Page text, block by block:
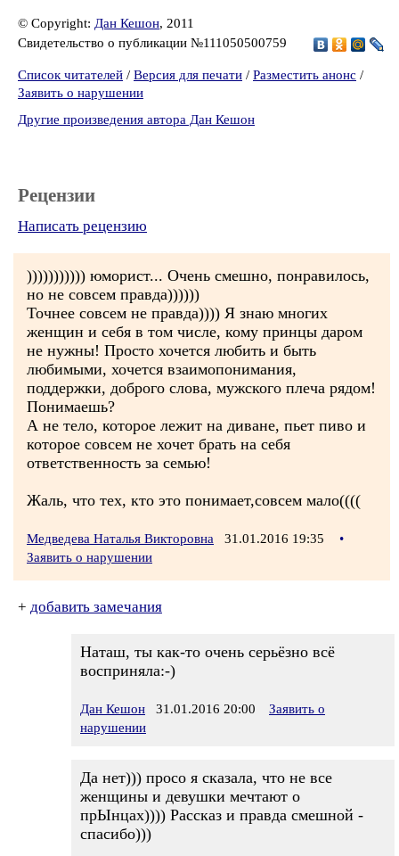
© Copyright: Дан Кешон, 2011
Свидетельство о публикации №111050500759
Список читателей / Версия для печати / Разместить анонс /
Заявить о нарушении
Другие произведения автора Дан Кешон
Рецензии
Написать рецензию
))))))))))) юморист... Очень смешно, понравилось,
но не совсем правда))))))
Точнее совсем не правда)))) Я знаю многих
женщин и себя в том числе, кому принцы даром
не нужны! Просто хочется любить и быть
любимыми, хочется взаимопонимания,
поддержки, доброго слова, мужского плеча рядом!
Понимаешь?
А не тело, которое лежит на диване, пьет пиво и
которое совсем не хочет брать на себя
ответственность за семью!
Жаль, что тех, кто это понимает,совсем мало((((
Медведева Наталья Викторовна 31.01.2016 19:35
•
Заявить о нарушении
+ добавить замечания
Наташ, ты как-то очень серьёзно всё
восприняла:-)
Дан Кешон 31.01.2016 20:00
Заявить о
нарушении
Да нет))) просо я сказала, что не все
женщины и девушки мечтают о
прЫнцах)))) Рассказ и правда смешной -
спасибо)))